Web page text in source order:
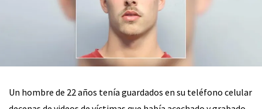
Un hombre de 22 años tenía guardados en su teléfono celular